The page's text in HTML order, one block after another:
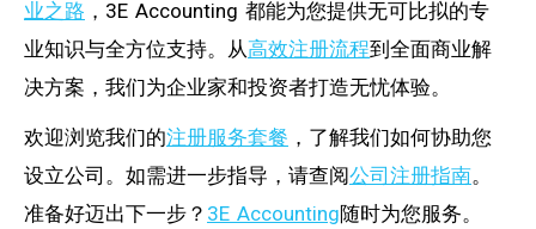
业之路 ，3E Accounting 都能为您提供无可比拟的专
业知识与全方位支持。从高效注册流程到全面商业解
决方案，我们为企业家和投资者打造无忧体验。
欢迎浏览我们的注册服务套餐 ，了解我们如何协助您
设立公司。如需进一步指导，请查阅公司注册指南。
准备好迈出下一步？ 3E Accounting随时为您服务。